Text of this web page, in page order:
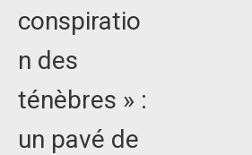
conspiratio
n des
ténèbres » :
un pavé de